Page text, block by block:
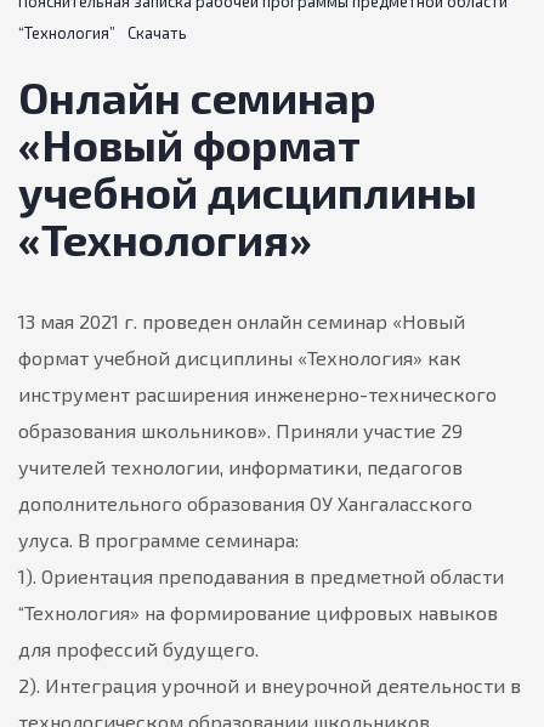
“Технология”
Скачать
Онлайн семинар
«Новый формат
учебной дисциплины
«Технология»
13 мая 2021 г. проведен онлайн семинар «Новый
формат учебной дисциплины «Технология» как
инструмент расширения инженерно-технического
образования школьников». Приняли участие 29
учителей технологии, информатики, педагогов
дополнительного образования ОУ Хангаласского
улуса. В программе семинара:
1). Ориентация преподавания в предметной области
“Технология» на формирование цифровых навыков
для профессий будущего.
2). Интеграция урочной и внеурочной деятельности в
технологическом образовании школьников.